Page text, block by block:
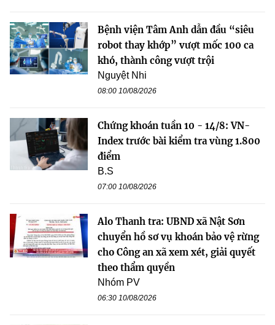
Bệnh viện Tâm Anh dẫn đầu “siêu
robot thay khớp” vượt mốc 100 ca
khó, thành công vượt trội
Nguyệt Nhi
08:00 10/08/2026
Chứng khoán tuần 10 - 14/8: VN-
Index trước bài kiểm tra vùng 1.800
điểm
B.S
07:00 10/08/2026
Alo Thanh tra: UBND xã Nật Sơn
chuyển hồ sơ vụ khoán bảo vệ rừng
cho Công an xã xem xét, giải quyết
theo thẩm quyền
Nhóm PV
06:30 10/08/2026